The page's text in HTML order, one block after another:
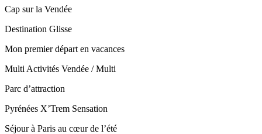
Cap sur la Vendée
Destination Glisse
Mon premier départ en vacances
Multi Activités Vendée / Multi
Parc d’attraction
Pyrénées X’Trem Sensation
Séjour à Paris au cœur de l’été